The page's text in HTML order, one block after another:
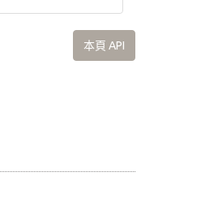
本頁 API